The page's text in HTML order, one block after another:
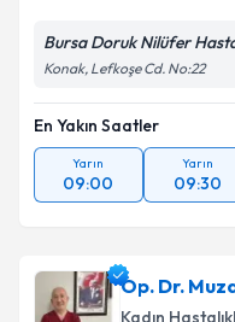
Bursa Doruk Nilüfer
Konak, Lefkoşe Cd. No:22
En Yakın Saatler
Yarın
09:00
Yarın
09:30
Op. Dr.
Kadın